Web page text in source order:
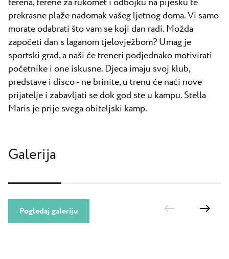
prekrasne plaže nadomak vašeg ljetnog doma. Vi samo
morate odabrati što vam se koji dan radi. Možda
započeti dan s laganom tjelovježbom? Umag je
sportski grad, a naši će treneri podjednako motivirati
početnike i one iskusne. Djeca imaju svoj klub,
predstave i disco - ne brinite, u trenu će naći nove
prijatelje i zabavljati se dok god ste u kampu. Stella
Maris je prije svega obiteljski kamp.
Galerija
Pogledaj galeriju